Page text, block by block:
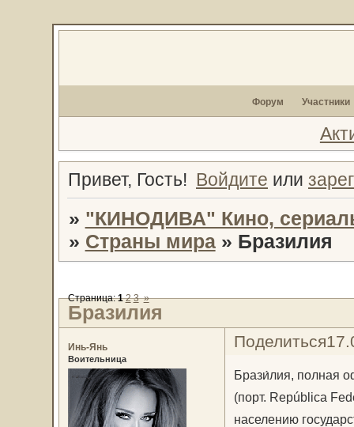
Форум Участники
Привет, Гость! Войдите или
» "КИНОДИВА" Кино,
» Страны мира » Бразилия
Бразилия
Страница:1 2 3 »
Поделиться
Инь-Янь
Воительница
Брази́лия, полная
(порт. República
населению